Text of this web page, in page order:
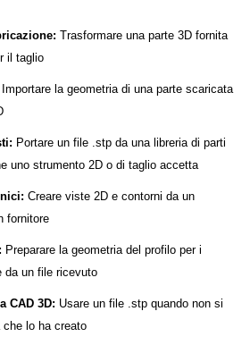
Trasformare una parte 3D fornita
il taglio
Importare la geometria di una parte scaricata
Portare un file .stp da una libreria di parti
uno strumento 2D o di taglio accetta
Creare viste 2D e contorni da un
fornitore
Preparare la geometria del profilo per i
da un file ricevuto
CAD 3D: Usare un file .stp quando non si
che lo ha creato